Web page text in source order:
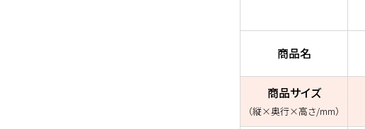
商品名
商品サイズ
（縦×奥行×高さ/mm）